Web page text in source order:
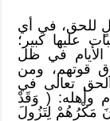
للحق، في أي
عليها كبير؛
في ظل
قوتهم، ومن
تعالى في
وأهله: ( وَقَدْ
مَكْرُهُمْ لِتَزُولَ